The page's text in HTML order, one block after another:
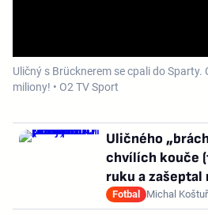
Uličný s Brücknerem se cpali do
miliony! • O2 TV Sport
Uličného
chvílích kouče
ruku a zašeptal
Fotbal Michal